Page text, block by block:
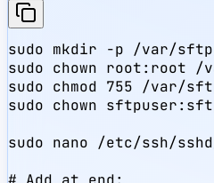
sudo mkdir -p /var/
sudo chown root:root
sudo chmod 755 /var/
sudo chown
sudo nano /etc/ssh/